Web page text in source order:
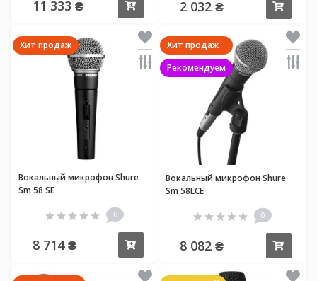
11 333 ₴ 2 032 ₴
Хит продаж
Вокальный микрофон Shure
Sm 58 SE
0
8 714 ₴
Хит продаж
Рекомендуем
Вокальный микрофон Shure
Sm 58LCE
0
8 082 ₴